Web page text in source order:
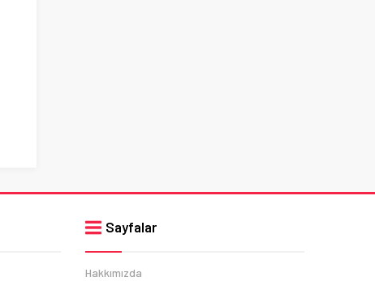
Sayfalar
Hakkımızda